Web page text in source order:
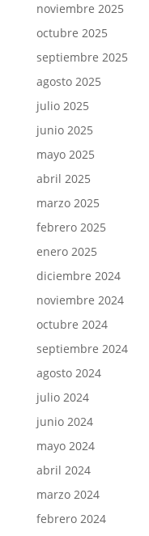
noviembre 2025
octubre 2025
septiembre 2025
agosto 2025
julio 2025
junio 2025
mayo 2025
abril 2025
marzo 2025
febrero 2025
enero 2025
diciembre 2024
noviembre 2024
octubre 2024
septiembre 2024
agosto 2024
julio 2024
junio 2024
mayo 2024
abril 2024
marzo 2024
febrero 2024